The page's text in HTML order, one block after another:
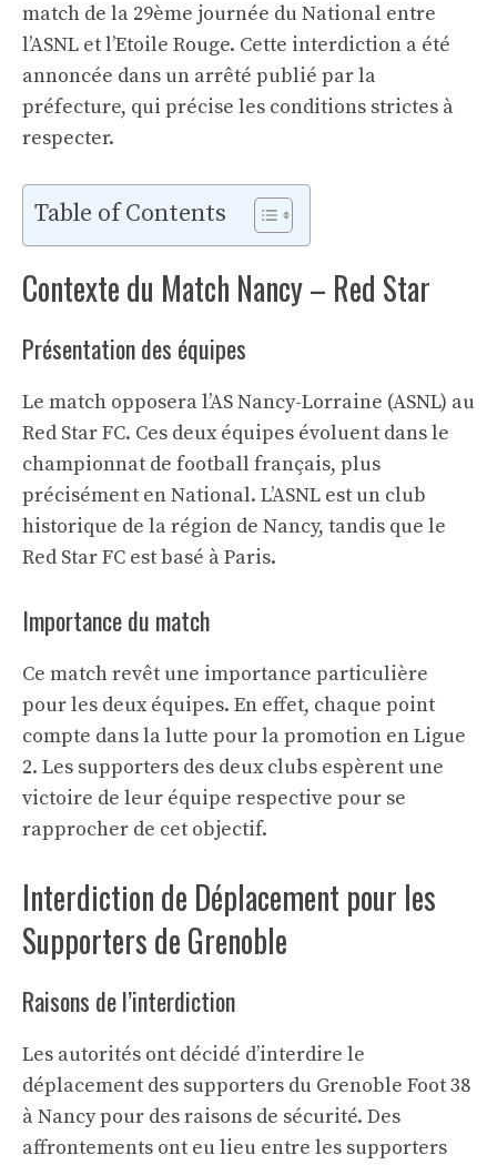
match de la 29ème journée du National entre
l’ASNL et l’Etoile Rouge. Cette interdiction a été
annoncée dans un arrêté publié par la
préfecture, qui précise les conditions strictes à
respecter.
Table of Contents
Contexte du Match Nancy – Red Star
Présentation des équipes
Le match opposera l’AS Nancy-Lorraine (ASNL) au
Red Star FC. Ces deux équipes évoluent dans le
championnat de football français, plus
précisément en National. L’ASNL est un club
historique de la région de Nancy, tandis que le
Red Star FC est basé à Paris.
Importance du match
Ce match revêt une importance particulière
pour les deux équipes. En effet, chaque point
compte dans la lutte pour la promotion en Ligue
2. Les supporters des deux clubs espèrent une
victoire de leur équipe respective pour se
rapprocher de cet objectif.
Interdiction de Déplacement pour les
Supporters de Grenoble
Raisons de l’interdiction
Les autorités ont décidé d’interdire le
déplacement des supporters du Grenoble Foot 38
à Nancy pour des raisons de sécurité. Des
affrontements ont eu lieu entre les supporters